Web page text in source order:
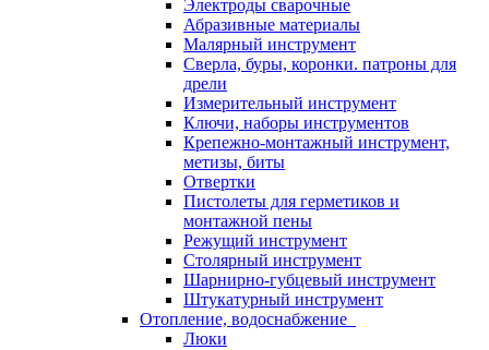
Электроды сварочные
Абразивные материалы
Малярный инструмент
Сверла, буры, коронки. патроны для
дрели
Измерительный инструмент
Ключи, наборы инструментов
Крепежно-монтажный инструмент,
метизы, биты
Отвертки
Пистолеты для герметиков и
монтажной пены
Режущий инструмент
Столярный инструмент
Шарнирно-губцевый инструмент
Штукатурный инструмент
Отопление, водоснабжение
Люки